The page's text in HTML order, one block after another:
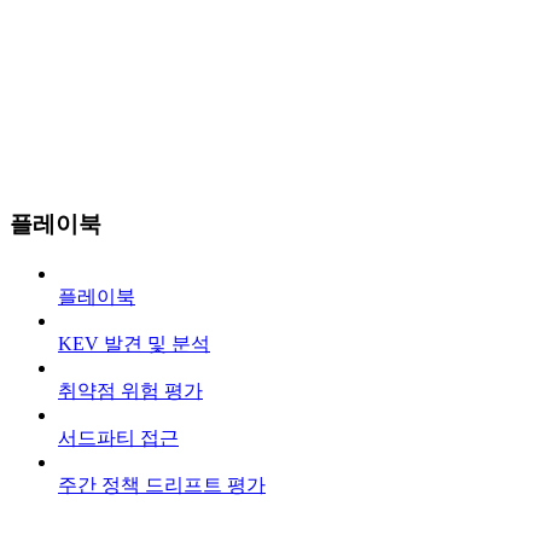
플레이북
플레이북
KEV 발견 및 분석
취약점 위험 평가
서드파티 접근
주간 정책 드리프트 평가